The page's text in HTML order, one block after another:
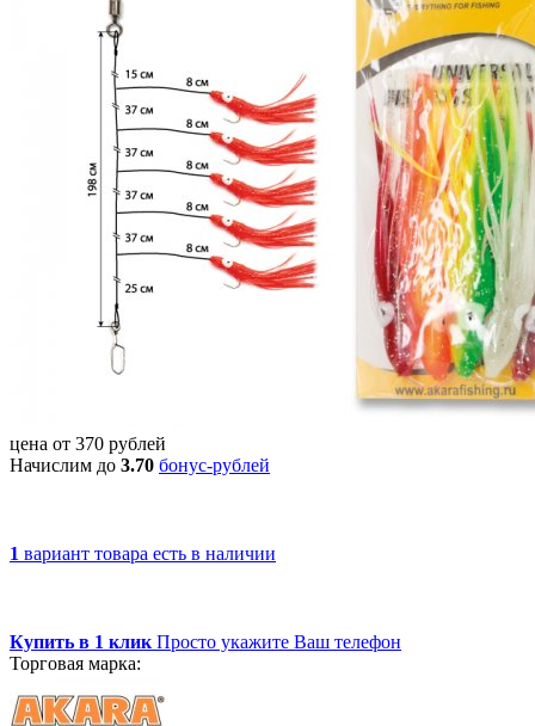
цена от 370 рублей
Начислим до 3.70 бонус-рублей
1 вариант товара есть в наличии
Купить в 1 клик Просто укажите Ваш телефон
Торговая марка: